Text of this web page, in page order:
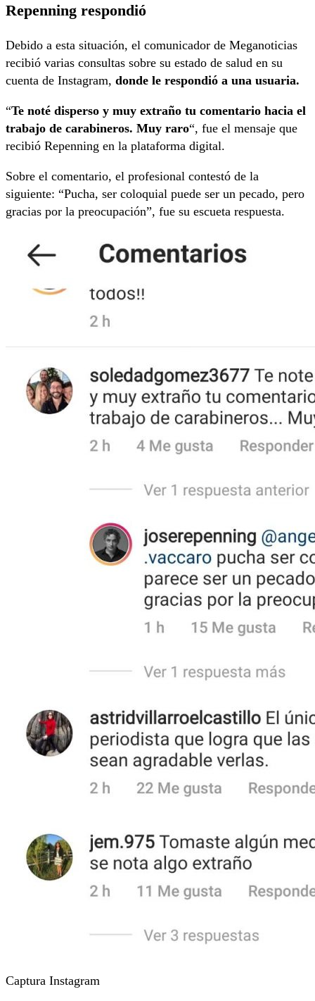
Repenning respondió
Debido a esta situación, el comunicador de Meganoticias
recibió varias consultas sobre su estado de salud en su
cuenta de Instagram, donde le respondió a una usuaria.
“Te noté disperso y muy extraño tu comentario hacia el
trabajo de carabineros. Muy raro“, fue el mensaje que
recibió Repenning en la plataforma digital.
Sobre el comentario, el profesional contestó de la
siguiente: “Pucha, ser coloquial puede ser un pecado, pero
gracias por la preocupación”, fue su escueta respuesta.
Captura Instagram